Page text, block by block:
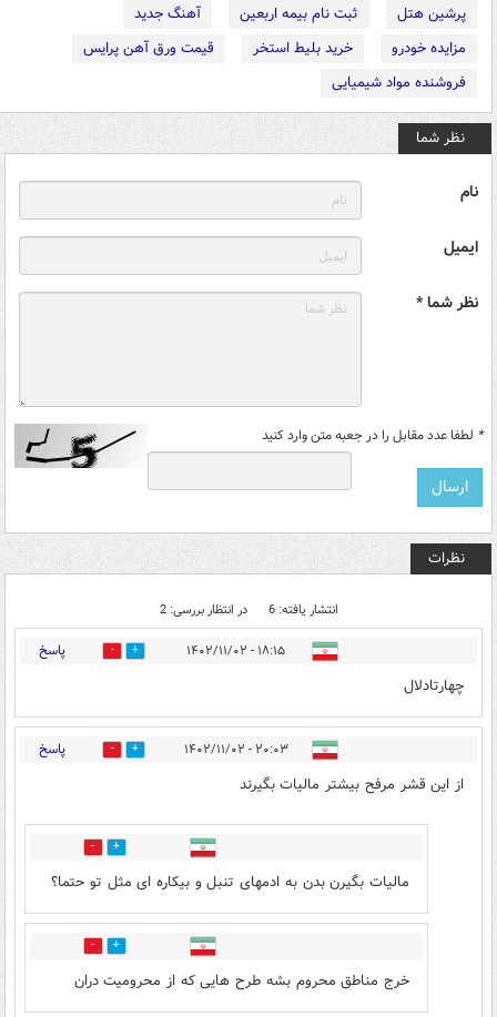
پرشین هتل
ثبت نام بیمه اربعین
آهنگ جدید
مزایده خودرو
خرید بلیط استخر
قیمت ورق آهن پرایس
فروشنده مواد شیمیایی
نظر شما
نام
ایمیل
نظر شما *
* لطفا عدد مقابل را در جعبه متن وارد کنید
نظرات
انتشار یافته: 6 در انتظار بررسی: 2
۱۸:۱۵ - ۱۴۰۲/۱۱/۰۲ 1 پاسخ
چهارتادلال
۲۰:۰۳ - ۱۴۰۲/۱۱/۰۲ 8 پاسخ
از این قشر مرفح بیشتر مالیات بگیرند
2
مالیات بگیرن بدن به ادمهای تنبل و بیکاره ای مثل تو حتما؟
5
خرج مناطق محروم بشه طرح هایی که از محرومیت دران